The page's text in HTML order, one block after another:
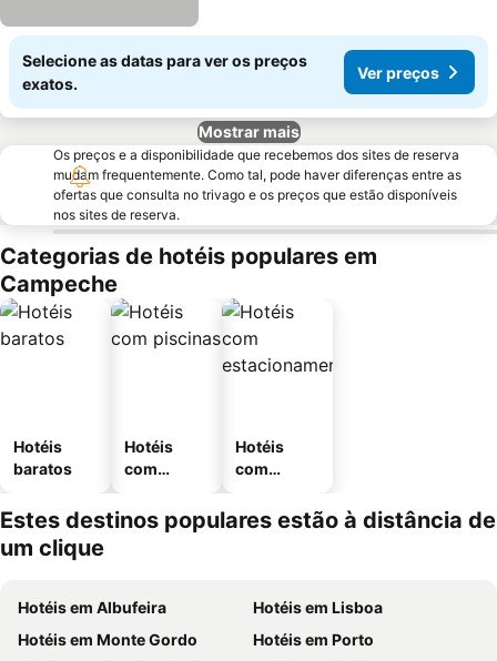
Selecione as datas para ver os preços
exatos.
Ver preços
Mostrar mais
Os preços e a disponibilidade que recebemos dos sites de reserva
mudam frequentemente. Como tal, pode haver diferenças entre as
ofertas que consulta no trivago e os preços que estão disponíveis
nos sites de reserva.
Categorias de hotéis populares em
Campeche
Hotéis
baratos
Hotéis
com
Hotéis
com
mento
Estes destinos populares estão à distância de
um clique
Hotéis em Albufeira
Hotéis em Lisboa
Hotéis em Monte Gordo
Hotéis em Porto